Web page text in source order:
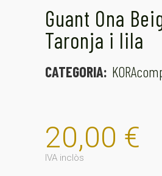
Guant Ona
Taronja i lila
CATEGORIA:
20,00 €
IVA inclòs